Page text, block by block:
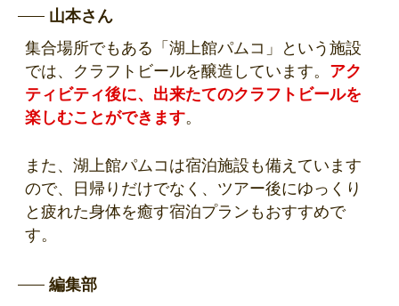
山本さん
集合場所でもある「湖上館パムコ」という施設
では、クラフトビールを醸造しています。 アク
ティビティ後に、出来たてのクラフトビールを
楽しむことができます。
また、湖上館パムコは宿泊施設も備えています
ので、日帰りだけでなく、ツアー後にゆっくり
と疲れた身体を癒す宿泊プランもおすすめで
す。
編集部